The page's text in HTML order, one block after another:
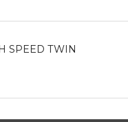
SPEED TWIN